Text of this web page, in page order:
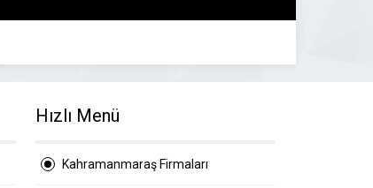
Hızlı Menü
Kahramanmaraş Firmaları